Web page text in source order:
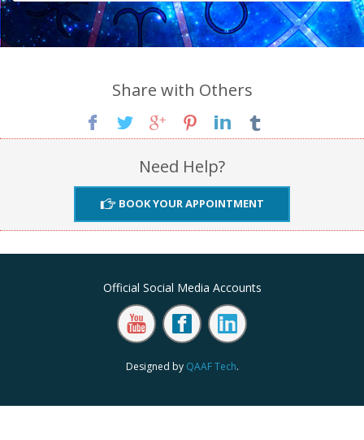
Share with Others
Need Help?
BOOK YOUR APPOINTMENT
Official Social Media Accounts
Designed by QAAF Tech.